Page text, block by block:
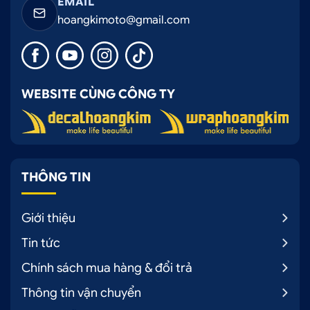
Nắp thùng cuộn điện Option 4x4 được thiết kế vừa
khít cho xe Hilux
.
hoangkimoto@gmail.com
WEBSITE CÙNG CÔNG TY
THÔNG TIN
Giới thiệu
Tin tức
Chính sách mua hàng & đổi trả
Thông tin vận chuyển